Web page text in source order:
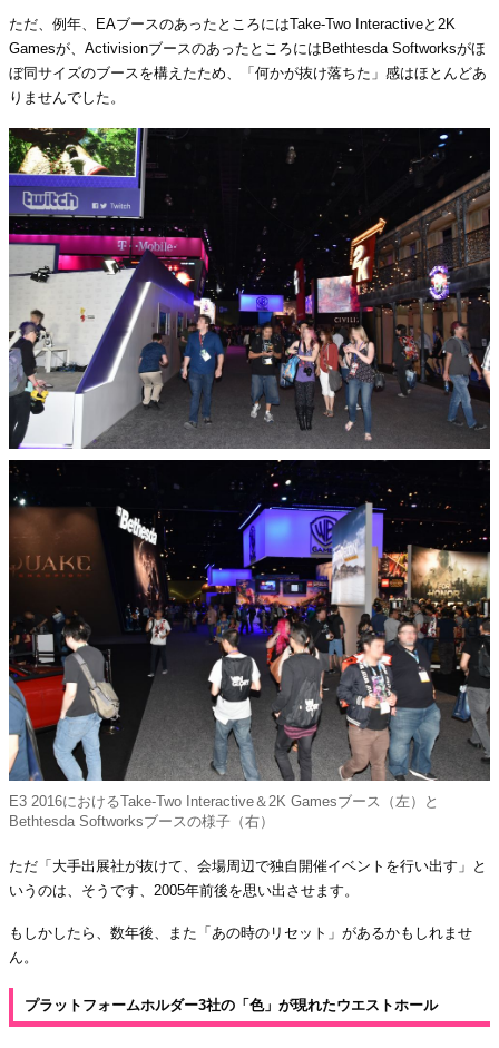
ただ、例年、EAブースのあったところにはTake-Two Interactiveと2K
Gamesが、ActivisionブースのあったところにはBethtesda Softworksがほ
ぼ同サイズのブースを構えたため、「何かが抜け落ちた」感はほとんどあ
りませんでした。
E3 2016におけるTake-Two Interactive＆2K Gamesブース（左）と
Bethtesda Softworksブースの様子（右）
ただ「大手出展社が抜けて、会場周辺で独自開催イベントを行い出す」と
いうのは、そうです、2005年前後を思い出させます。
もしかしたら、数年後、また「あの時のリセット」があるかもしれませ
ん。
プラットフォームホルダー3社の「色」が現れたウエストホール